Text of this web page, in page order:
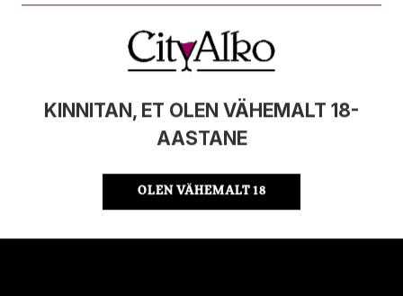
KINNITAN, ET OLEN VÄHEMALT 18-
AASTANE
OLEN VÄHEMALT 18
Kreeka
9.97 €/KG
KOGUS KASTIS
20